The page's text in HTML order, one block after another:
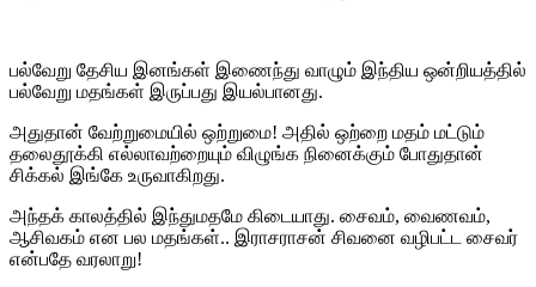
பல்வேறு தேசிய இனங்கள் இணைந்து வாழும் இந்திய ஒன்றியத்தில்
பல்வேறு மதங்கள் இருப்பது இயல்பானது.
அதுதான் வேற்றுமையில் ஒற்றுமை! அதில் ஒற்றை மதம் மட்டும்
தலைதூக்கி எல்லாவற்றையும் விழுங்க நினைக்கும் போதுதான்
சிக்கல் இங்கே உருவாகிறது.
அந்தக் காலத்தில் இந்துமதமே கிடையாது. சைவம், வைணவம்,
ஆசிவகம் என பல மதங்கள்.. இராசராசன் சிவனை வழிபட்ட சைவர்
என்பதே வரலாறு!